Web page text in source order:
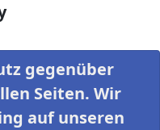
gegenüber
Seiten. Wir
auf unseren